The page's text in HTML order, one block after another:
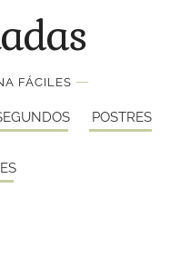
FÁCILES —
POSTRES